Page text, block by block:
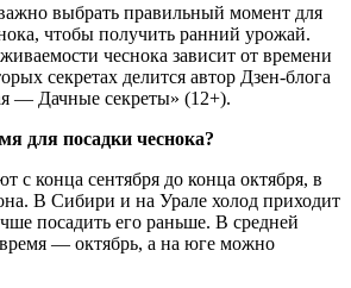
выбрать правильный момент для
чтобы получить ранний урожай.
чеснока зависит от времени
секретах делится автор Дзен-блога
— Дачные секреты» (12+).
для посадки чеснока?
с конца сентября до конца октября, в
В Сибири и на Урале холод приходит
посадить его раньше. В средней
— октябрь, а на юге можно